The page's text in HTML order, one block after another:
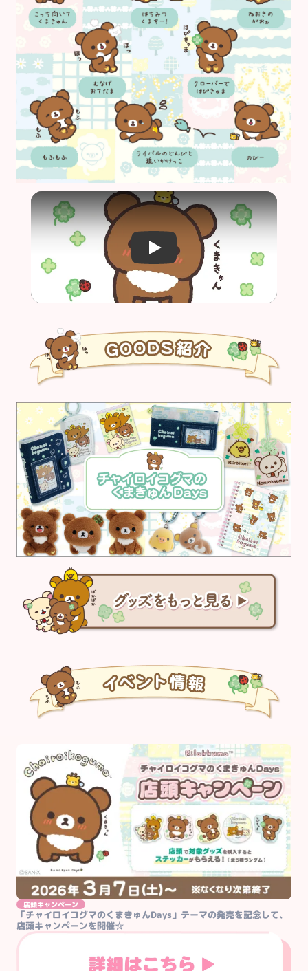
Video player
店頭キャンペーン
「チャイロイコグマのくまきゅんDays」テーマの発売を記念して、
店頭キャンペーンを開催☆